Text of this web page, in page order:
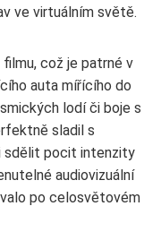
ve virtuálním světě.
což je patrné v
auta mířícího do
lodí či boje s
sladil s
sdělit pocit intenzity
audiovizuální
po celosvětovém